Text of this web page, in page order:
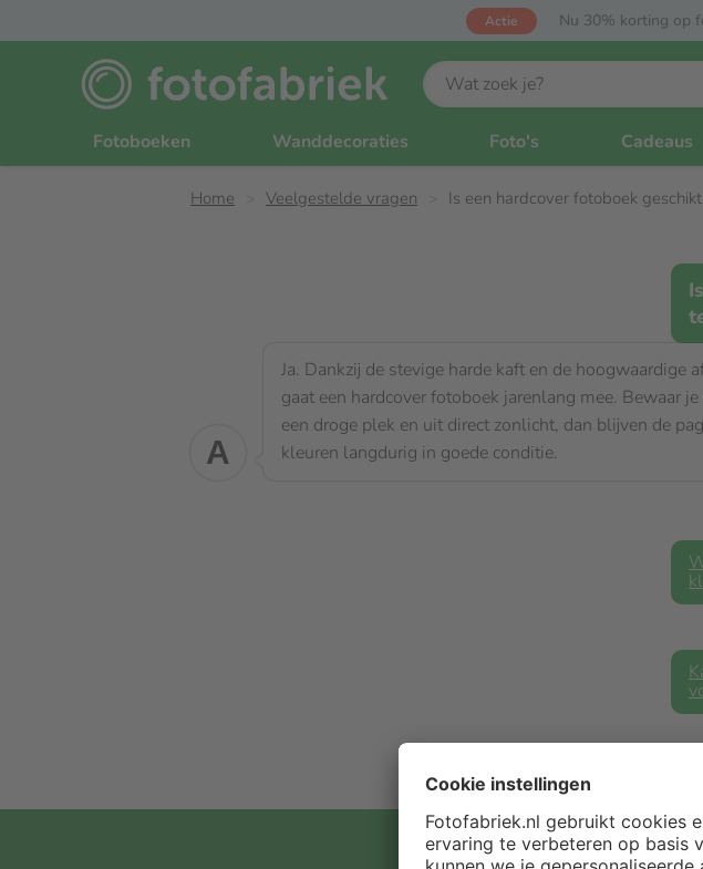
Actie Nu 30% korting op
Fotoboeken Wanddecoraties Foto's Cadeaus
Home Veelgestelde vragen Is een hardcover fotoboek
A
Ja. Dankzij de stevige harde kaft en de hoogwaardige
gaat een hardcover fotoboek jarenlang mee. Bewaar
een droge plek en uit direct zonlicht, dan blijven de
kleuren langdurig in goede conditie.